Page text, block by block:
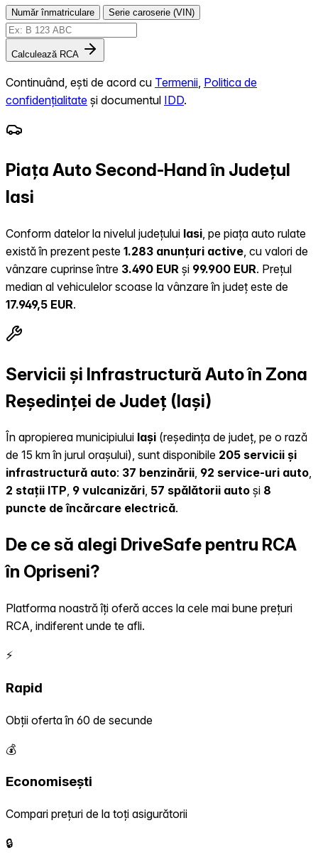
Număr înmatriculare Serie caroserie (VIN)
Calculează RCA
Continuând, ești de acord cu Termenii Politica de
confidențialitate și documentul IDD.
Piața Auto Second-Hand în Județul
Iasi
Conform datelor la nivelul județului Iasi , pe piața auto rulate
există în prezent peste 1.283 anunțuri active , cu valori de
vânzare cuprinse între 3.490 EUR și 99.900 EUR. Prețul
median al vehiculelor scoase la vânzare în județ este de
17.949,5 EUR.
Servicii și Infrastructură Auto în Zona
Reședinței de Județ (Iași)
În apropierea municipiului Iași (reședința de județ, pe o rază
de 15 km în jurul orașului), sunt disponibile 205 servicii și
infrastructură auto: 37 benzinării, 92 service-uri auto,
2 stații ITP, 9 vulcanizări, 57 spălătorii auto și 8
puncte de încărcare electrică.
De ce să alegi DriveSafe pentru RCA
în Opriseni?
Platforma noastră îți oferă acces la cele mai bune prețuri
RCA, indiferent unde te afli.
⚡
Rapid
Obții oferta în 60 de secunde
💰
Economisești
Compari prețuri de la toți asigurătorii
🔒